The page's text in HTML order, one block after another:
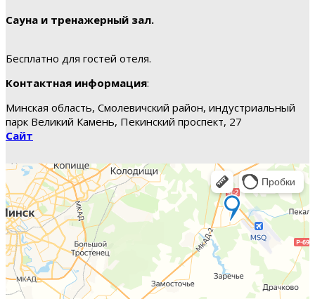
Сауна и тренажерный зал.
Бесплатно для гостей отеля.
Контактная информация:
Минская область, Смолевичский район, индустриальный
парк Великий Камень, Пекинский проспект, 27
Сайт